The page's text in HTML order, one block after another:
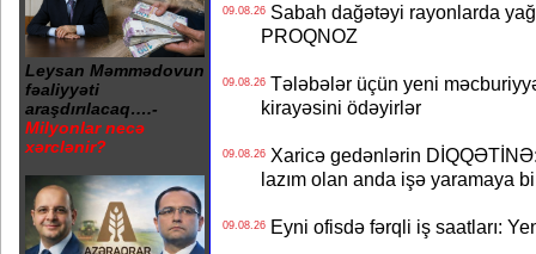
Leysan Məmmədovun
fəaliyyəti
araşdırılacaq….-
Milyonlar necə
xərclənir?
09.08.26Sabah dağətəyi rayonlarda
PROQNOZ
09.08.26Tələbələr üçün yeni
kirayəsini ödəyirlər
09.08.26Xaricə gedənlərin DİQQƏTİNƏ:
lazım olan anda işə yaramaya
09.08.26Eyni ofisdə fərqli iş saatları: